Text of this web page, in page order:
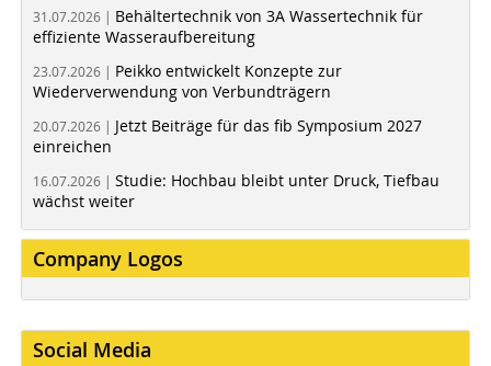
31.07.2026 | Behältertechnik von 3A Wassertechnik für
effiziente Wasseraufbereitung
23.07.2026 | Peikko entwickelt Konzepte zur
Wiederverwendung von Verbundträgern
20.07.2026 | Jetzt Beiträge für das fib Symposium 2027
einreichen
16.07.2026 | Studie: Hochbau bleibt unter Druck, Tiefbau
wächst weiter
Company Logos
Social Media